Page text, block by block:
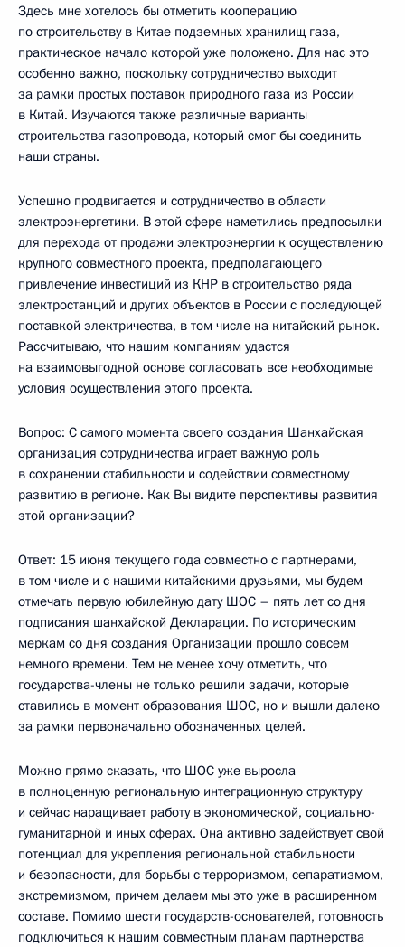
Здесь мне хотелось бы отметить кооперацию
по строительству в Китае подземных хранилищ газа,
практическое начало которой уже положено. Для нас это
особенно важно, поскольку сотрудничество выходит
за рамки простых поставок природного газа из России
в Китай. Изучаются также различные варианты
строительства газопровода, который смог бы соединить
наши страны.
Успешно продвигается и сотрудничество в области
электроэнергетики. В этой сфере наметились предпосылки
для перехода от продажи электроэнергии к осуществлению
крупного совместного проекта, предполагающего
привлечение инвестиций из КНР в строительство ряда
электростанций и других объектов в России с последующей
поставкой электричества, в том числе на китайский рынок.
Рассчитываю, что нашим компаниям удастся
на взаимовыгодной основе согласовать все необходимые
условия осуществления этого проекта.
Вопрос: С самого момента своего создания Шанхайская
организация сотрудничества играет важную роль
в сохранении стабильности и содействии совместному
развитию в регионе. Как Вы видите перспективы развития
этой организации?
Ответ: 15 июня текущего года совместно с партнерами,
в том числе и с нашими китайскими друзьями, мы будем
отмечать первую юбилейную дату ШОС – пять лет со дня
подписания шанхайской Декларации. По историческим
меркам со дня создания Организации прошло совсем
немного времени. Тем не менее хочу отметить, что
государства-члены не только решили задачи, которые
ставились в момент образования ШОС, но и вышли далеко
за рамки первоначально обозначенных целей.
Можно прямо сказать, что ШОС уже выросла
в полноценную региональную интеграционную структуру
и сейчас наращивает работу в экономической, социально-
гуманитарной и иных сферах. Она активно задействует свой
потенциал для укрепления региональной стабильности
и безопасности, для борьбы с терроризмом, сепаратизмом,
экстремизмом, причем делаем мы это уже в расширенном
составе. Помимо шести государств-основателей, готовность
подключиться к нашим совместным планам партнерства